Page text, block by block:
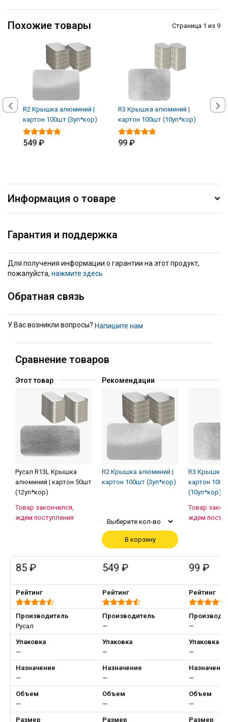
Похожие товары Страница 1 из 9
R2 Крышка алюминий |
картон 100шт (3уп*кор)
549 ₽
R3 Крышка алюминий |
картон 100шт (10уп*кор)
99 ₽
Информация о товаре
Гарантия и поддержка
Для получения информации о гарантии на этот продукт,
пожалуйста, нажмите здесь
Обратная связь
У Вас возникли вопросы? Напишите нам
Сравнение товаров
Этот товар Рекомендации
Русал R13L Крышка
алюминий | картон 50шт
(12уп*кор)
Товар закончился,
ждем поступления
R2 Крышка алюминий |
картон 100шт (3уп*кор)
Выберите кол-во
В корзину
R3 Крышка
картон
(10уп*кор)
Товар
ждем
85 ₽ 549 ₽ 99 ₽
Рейтинг Рейтинг Рейтинг
Производитель
Русал
Производитель
—
—
Упаковка
—
Упаковка
—
Упаковка
—
Назначение
—
Назначение
—
Назначение
—
Объем
—
Объем
—
Объем
—
Размер
Размер
Размер